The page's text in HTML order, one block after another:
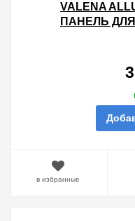
VALENA
ПАНЕЛЬ
в избранные